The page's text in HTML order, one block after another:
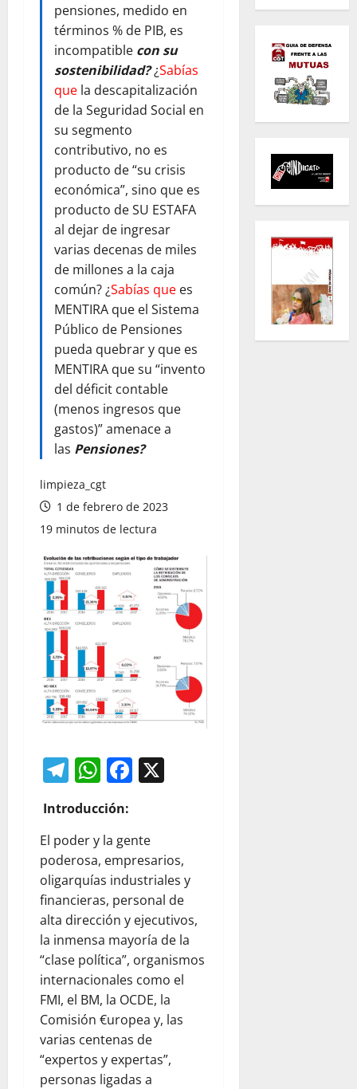
pensiones, medido en
términos % de PIB, es
incompatible con su
sostenibilidad?¿Sabías
que la descapitalización
de la Seguridad Social en
su segmento
contributivo, no es
producto de “su crisis
económica”, sino que es
producto de SU ESTAFA
al dejar de ingresar
varias decenas de miles
de millones a la caja
común? ¿Sabías que es
MENTIRA que el Sistema
Público de Pensiones
pueda quebrar y que es
MENTIRA que su “invento
del déficit contable
(menos ingresos que
gastos)” amenace a
las Pensiones?
limpieza_cgt
1 de febrero de 2023
19 minutos de lectura
Telegram
WhatsApp
Facebook
Introducción:
El poder y la gente
poderosa, empresarios,
oligarquías industriales y
financieras, personal de
alta dirección y ejecutivos,
la inmensa mayoría de la
“clase política”, organismos
internacionales como el
FMI, el BM, la OCDE, la
Comisión €uropea y, las
varias centenas de
“expertos y expertas”,
personas ligadas a